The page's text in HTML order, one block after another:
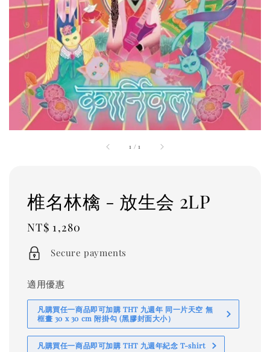
1 /1
椎名林檎 - 放生会 2LP
Regular
price
NT$ 1,280
Secure payments
適用優惠
凡購買任一商品即可加購 THT 九週年 同一片天空 無
框畫 30 x 30 cm 附掛勾 (黑膠封面大小）
凡購買任一商品即可加購 THT 九週年紀念 T-shirt